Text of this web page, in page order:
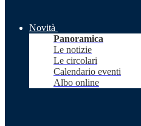
Novità
Panoramica
Le notizie
Le circolari
Calendario eventi
Albo online